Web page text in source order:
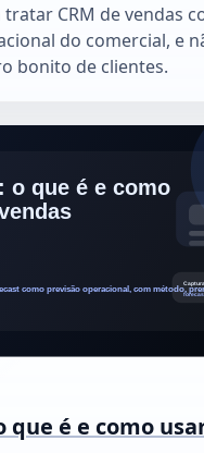
CRM de vendas
do comercial, e
bonito de clientes.
que é e como